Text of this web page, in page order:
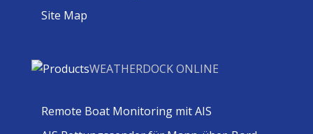
Site Map
WEATHERDOCK ONLINE
Remote Boat Monitoring mit AIS